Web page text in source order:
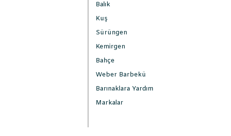
Balık
Kuş
Sürüngen
Kemirgen
Bahçe
Weber Barbekü
Barınaklara Yardım
Markalar